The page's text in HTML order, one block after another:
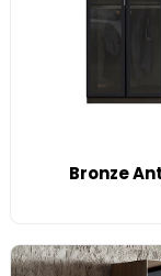
Bronze